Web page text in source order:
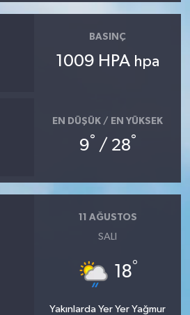
BASINÇ
1009 HPA hpa
EN DÜŞÜK / EN YÜKSEK
9° / 28°
11 AĞUSTOS
SALI
18°
Yakınlarda Yer Yer Yağmur